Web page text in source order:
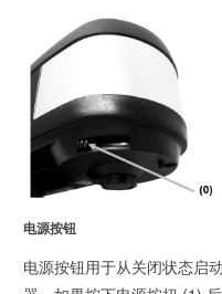
电源按钮
电源按钮用于从关闭状态启